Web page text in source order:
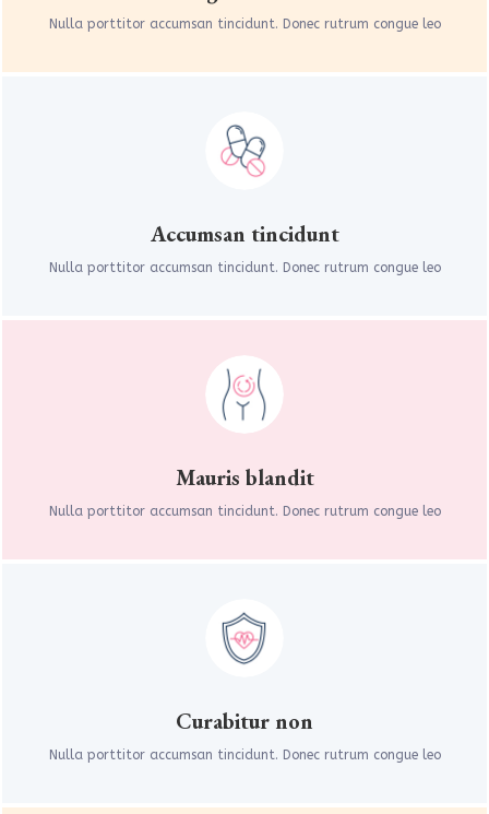
Nulla porttitor accumsan tincidunt. Donec rutrum congue leo
Accumsan tincidunt
Nulla porttitor accumsan tincidunt. Donec rutrum congue leo
Mauris blandit
Nulla porttitor accumsan tincidunt. Donec rutrum congue leo
Curabitur non
Nulla porttitor accumsan tincidunt. Donec rutrum congue leo